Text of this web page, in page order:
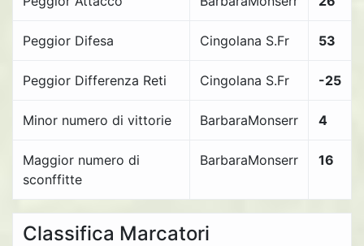
Peggior Difesa Cingolana S.Fr 53
Peggior Differenza Reti Cingolana S.Fr -25
Minor numero di vittorie BarbaraMonserr 4
Maggior numero di
sconffitte
BarbaraMonserr 16
Classifica Marcatori